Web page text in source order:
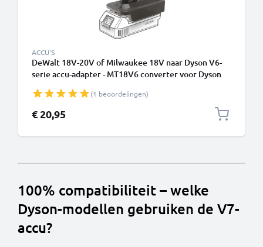
ACCU'S
DeWalt 18V-20V of Milwaukee 18V naar Dyson V6-
serie accu-adapter - MT18V6 converter voor Dyson
(1 beoordelingen)
€ 20,95
100% compatibiliteit – welke
Dyson-modellen gebruiken de V7-
accu?